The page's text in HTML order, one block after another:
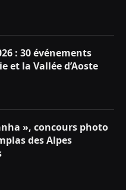
: 30 événements
et la Vallée d’Aoste
», concours photo
des Alpes